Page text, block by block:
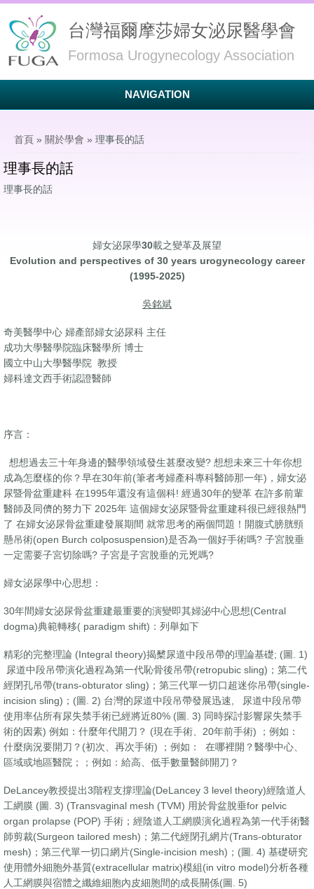
台灣福爾摩莎婦女泌尿醫學會
Formosa Urogynecology Association
NAVIGATION
首頁 » 關於學會 » 理事長的話
理事長的話
理事長的話
婦女泌尿學30載之變革及展望
Evolution and perspectives of 30 years urogynecology career
(1995-2025)
吳銘斌
奇美醫學中心 婦產部婦女泌尿科 主任
成功大學醫學院臨床醫學所 博士
國立中山大學醫學院 教授
婦科達文西手術認證醫師
序言：
想想過去三十年身邊的醫學領域發生甚麼改變? 想想未來三十年你想
成為怎麼樣的你？早在30年前(筆者考婦產科專科醫師那一年)，婦女泌
尿暨骨盆重建科 在1995年還沒有這個科! 經過30年的變革 在許多前輩
醫師及同儕的努力下 2025年 這個婦女泌尿暨骨盆重建科很已經很熱門
了 在婦女泌尿骨盆重建發展期間 就常思考的兩個問題！開腹式膀胱頸
懸吊術(open Burch colposuspension)是否為一個好手術嗎? 子宮脫垂
一定需要子宮切除嗎? 子宮是子宮脫垂的元兇嗎?
婦女泌尿學中心思想：
30年間婦女泌尿骨盆重建最重要的演變即其婦泌中心思想(Central
dogma)典範轉移( paradigm shift)：列舉如下
精彩的完整理論 (Integral theory)揭櫫尿道中段吊帶的理論基礎; (圖. 1)
尿道中段吊帶演化過程為第一代恥骨後吊帶(retropubic sling)；第二代
經閉孔吊帶(trans-obturator sling)；第三代單一切口超迷你吊帶(single-
incision sling)；(圖. 2) 台灣的尿道中段吊帶發展迅速, 尿道中段吊帶
使用率佔所有尿失禁手術已經將近80% (圖. 3) 同時探討影響尿失禁手
術的因素) 例如：什麼年代開刀？ (現在手術、20年前手術) ；例如：
什麼病況要開刀？(初次、再次手術) ；例如： 在哪裡開？醫學中心、
區域或地區醫院；；例如：給高、低手數量醫師開刀？
DeLancey教授提出3階程支撐理論(DeLancey 3 level theory)經陰道人
工網膜 (圖. 3) (Transvaginal mesh (TVM) 用於骨盆脫垂for pelvic
organ prolapse (POP) 手術；經陰道人工網膜演化過程為第一代手術醫
師剪裁(Surgeon tailored mesh)；第二代經閉孔網片(Trans-obturator
mesh)；第三代單一切口網片(Single-incision mesh)；(圖. 4) 基礎研究
使用體外細胞外基質(extracellular matrix)模組(in vitro model)分析各種
人工網膜與宿體之纖維細胞內皮細胞間的成長關係(圖. 5)